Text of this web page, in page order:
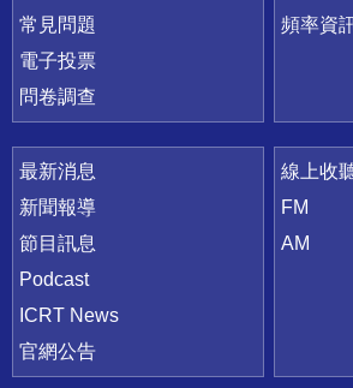
常見問題
電子投票
問卷調查
頻率資
最新消息
新聞報導
節目訊息
Podcast
ICRT News
官網公告
線上收
FM
AM